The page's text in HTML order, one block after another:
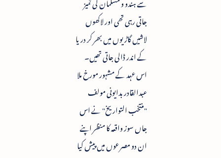
جاتی رہی تھی اور لاکھوں
لاشیں گاڑیوں میں بھر کر دریا
کے اندر ڈالی جاتی تھیں۔
اس عہد کے مشہور مورخ ملا
عبدالقادر بدایونی مولف
"منتخب التواریخ" نے اس
جاں سوز واقعہ کا منظر اپنے
ان دو مصرعوں میں پیش کیا